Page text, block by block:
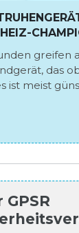
greifen
das
ist meist
GPSR